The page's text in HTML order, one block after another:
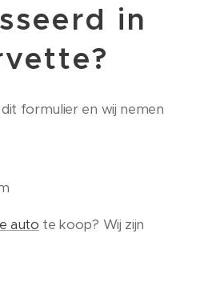
in
formulier en wij nemen
auto te koop? Wij zijn